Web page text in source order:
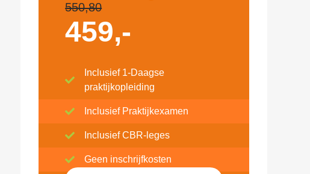
550,80
459,-
Inclusief 1-Daagse
praktijkopleiding
Inclusief Praktijkexamen
Inclusief CBR-leges
Geen inschrijfkosten